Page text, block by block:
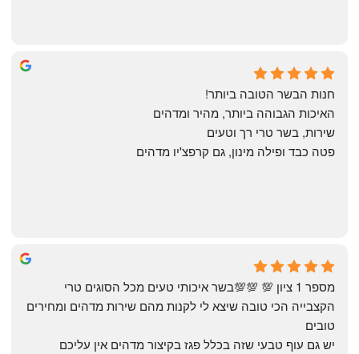
Annael Annael
8 months ago
The Artechology
a year ago
חנות הבשר הטובה ביותר!
האיכות הגבוהה ביותר, מהיר ומדהים
שירות, בשר טרי רך וטעים
פטה כבד ופילה מינון, גם קרפצ'יו מדהים
טובים
יש גם עוף טבעי שזה בכלל פגז בקיצור מדהים אין עליכם